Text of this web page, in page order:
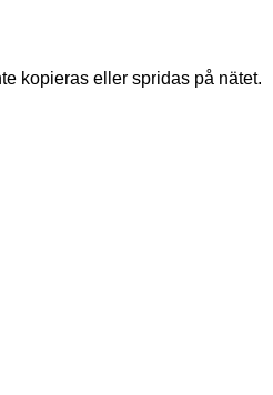
kopieras eller spridas på nätet.